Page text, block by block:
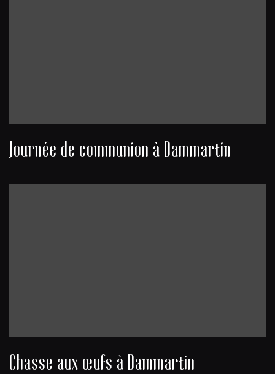
Journée de communion à Dammartin
Chasse aux œufs à Dammartin